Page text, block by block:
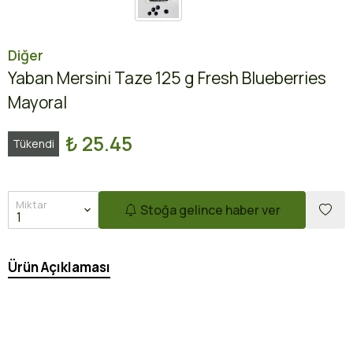
Diğer
Yaban Mersini Taze 125 g Fresh Blueberries
Mayoral
Tükendi ₺ 25.45
Miktar Stoğa gelince haber ver
Ürün Açıklaması